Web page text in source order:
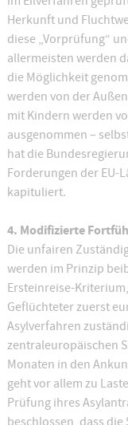
Herkunft und
diese „Vorprüfung“
allermeisten werden
die Möglichkeit
werden von der
mit Kindern werden
ausgenommen –
hat die
Forderungen der EU-
kapituliert.
4. Modifizierte
Die unfairen
werden im Prinzip
Ersteinreise-
Geflüchteter zuerst
Asylverfahren
zentraleuropäischen
Monaten in den
geht vor allem zu
Prüfung ihres
beschlossen, dass